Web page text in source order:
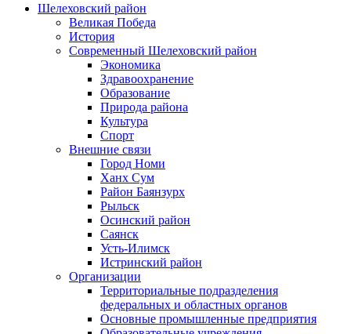
Шелеховский район
Великая Победа
История
Современный Шелеховский район
Экономика
Здравоохранение
Образование
Природа района
Культура
Спорт
Внешние связи
Город Номи
Ханх Сум
Район Баянзурх
Рыльск
Осинский район
Саянск
Усть-Илимск
Истринский район
Организации
Территориальные подразделения
федеральных и областных органов
Основные промышленные предприятия